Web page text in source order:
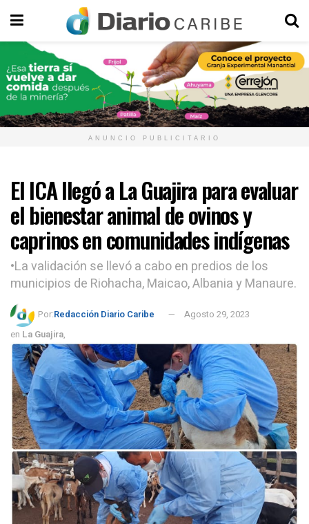
ANUNCIO PUBLICITARIO
El ICA llegó a La Guajira para evaluar
el bienestar animal de ovinos y
caprinos en comunidades indígenas
•La validación se llevó a cabo en predios de los
municipios de Riohacha, Maicao, Albania y Manaure.
Por:Redacción Diario Caribe
Agosto 29, 2023
en La Guajira,